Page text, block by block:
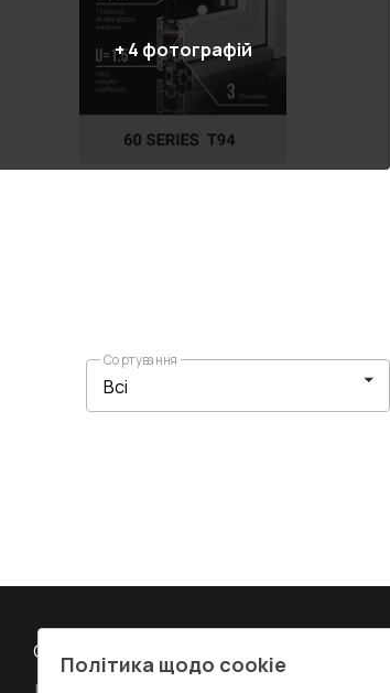
+4 фотографій
Сортування
СЕРВІС ТА ОБЛУГОВУВАННЯ:
Політика щодо cookie